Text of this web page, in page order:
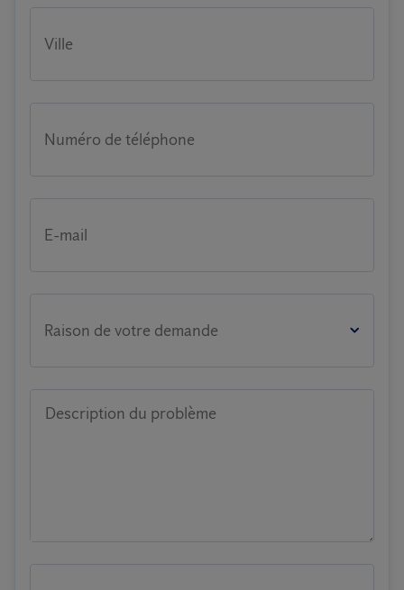
Ville
Numéro de téléphone
E-mail
Raison de votre demande
Description du problème